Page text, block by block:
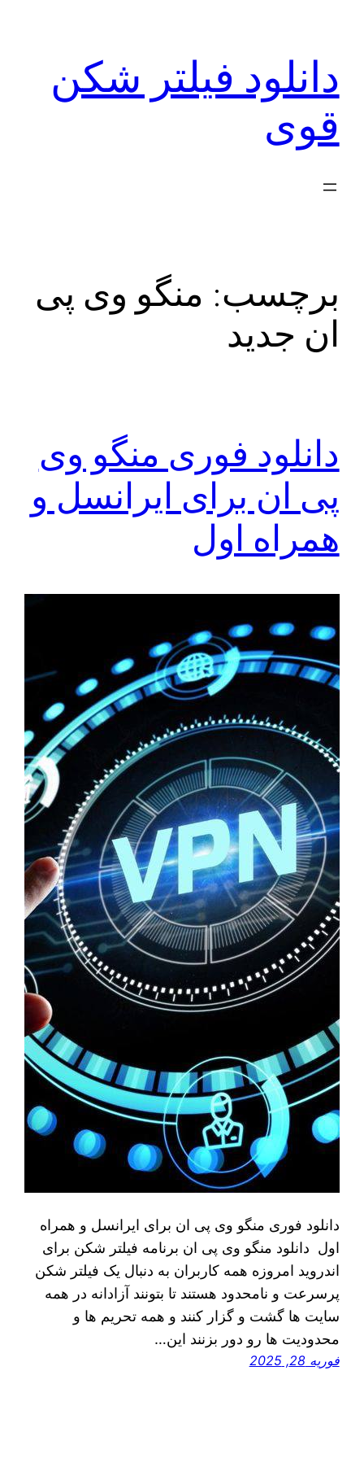
دانلود فیلتر شکن
قوی
برچسب: منگو وی پی
ان جدید
دانلود فوری منگو وی
پی ان برای ایرانسل و
همراه اول
دانلود فوری منگو وی پی ان برای ایرانسل و همراه
اول دانلود منگو وی پی ان برنامه فیلتر شکن برای
اندروید امروزه همه کاربران به دنبال یک فیلتر شکن
پرسرعت و نامحدود هستند تا بتونند آزادانه در همه
سایت ها گشت و گزار کنند و همه تحریم ها و
محدودیت ها رو دور بزنند این…
فوریه 28, 2025